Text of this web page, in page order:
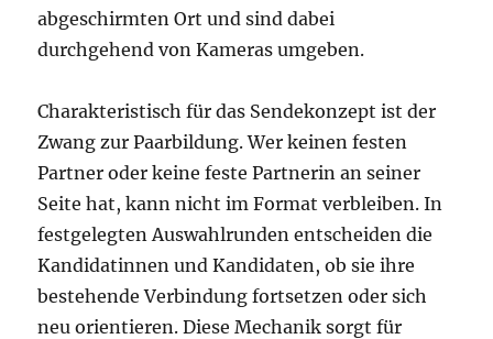
abgeschirmten Ort und sind dabei
durchgehend von Kameras umgeben.
Charakteristisch für das Sendekonzept ist der
Zwang zur Paarbildung. Wer keinen festen
Partner oder keine feste Partnerin an seiner
Seite hat, kann nicht im Format verbleiben. In
festgelegten Auswahlrunden entscheiden die
Kandidatinnen und Kandidaten, ob sie ihre
bestehende Verbindung fortsetzen oder sich
neu orientieren. Diese Mechanik sorgt für